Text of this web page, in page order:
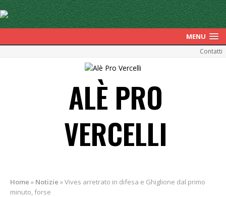
MENU
Contatti
ALÈ PRO
VERCELLI
Home » Notizie »Vives arretrato in difesa e Ghiglione dal primo
minuto, forse